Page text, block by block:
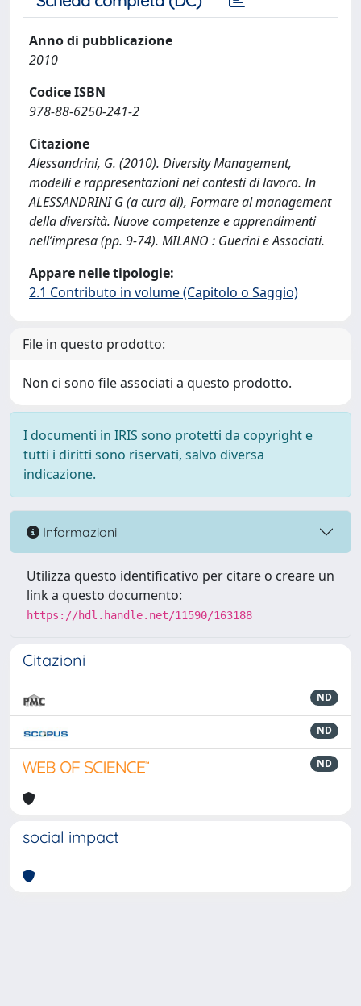
Anno di pubblicazione
2010
Codice ISBN
978-88-6250-241-2
Citazione
Alessandrini, G. (2010). Diversity Management,
modelli e rappresentazioni nei contesti di lavoro. In
ALESSANDRINI G (a cura di), Formare al management
della diversità. Nuove competenze e apprendimenti
nell’impresa (pp. 9-74). MILANO : Guerini e Associati.
Appare nelle tipologie:
2.1 Contributo in volume (Capitolo o Saggio)
File in questo prodotto:
Non ci sono file associati a questo prodotto.
I documenti in IRIS sono protetti da copyright e
tutti i diritti sono riservati, salvo diversa
indicazione.
Informazioni
Utilizza questo identificativo per citare o creare un
link a questo documento:
https://hdl.handle.net/11590/163188
Citazioni
ND
ND
ND
social impact